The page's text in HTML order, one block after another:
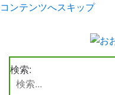
コンテンツへスキップ
検索: